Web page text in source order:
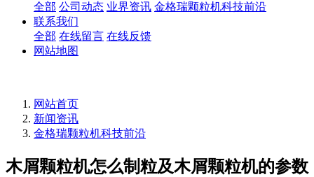
全部 公司动态 业界资讯 金格瑞颗粒机科技前沿
联系我们
全部 在线留言 在线反馈
网站地图
网站首页
新闻资讯
金格瑞颗粒机科技前沿
木屑颗粒机怎么制粒及木屑颗粒机的参数